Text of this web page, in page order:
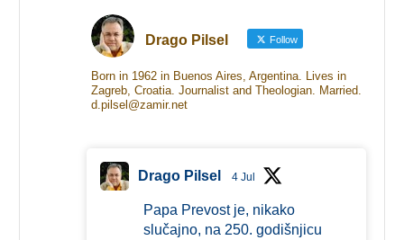
Drago Pilsel Follow
Born in 1962 in Buenos Aires, Argentina. Lives in
Zagreb, Croatia. Journalist and Theologian. Married.
d.pilsel@zamir.net
Drago Pilsel 4 Jul
Papa Prevost je, nikako
slučajno, na 250. godišnjicu